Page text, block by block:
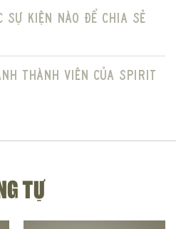
sự kiện nào để chia sẻ
thành viên của Spirit
TỰ